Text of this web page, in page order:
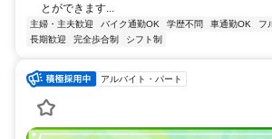
とができます...
主婦・主夫歓迎 バイク通勤OK 学歴不問 車通勤OK フ
長期歓迎
完全歩合制 シフト制
アルバイト・パート